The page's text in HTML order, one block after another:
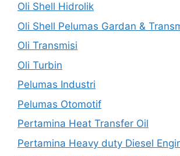
Oli Shell Hidrolik
Oli Shell Pelumas Gardan &
Oli Transmisi
Oli Turbin
Pelumas Industri
Pelumas Otomotif
Pertamina Heat Transfer Oil
Pertamina Heavy duty Diesel